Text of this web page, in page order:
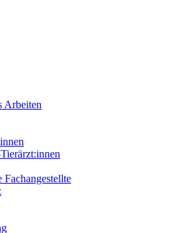
Arbeiten
Fachangestellte